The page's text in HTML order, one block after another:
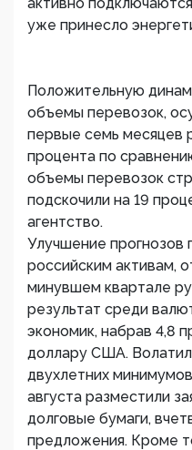
уже принесло
Положительную
объемы перевозок,
первые семь месяцев
процента по
объемы перевозок
подскочили на 19
агентство.
Улучшение прогнозов
российским активам,
минувшем квартале
результат среди
экономик, набрав 4,8
доллару США.
двухлетних
августа разместили
долговые бумаги,
предложения. Кроме